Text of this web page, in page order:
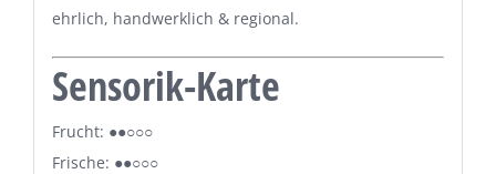
ehrlich, handwerklich & regional.
Sensorik-Karte
Frucht: ●●○○○
Frische: ●●○○○